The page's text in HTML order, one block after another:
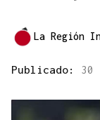
La Región
Publicado: 30